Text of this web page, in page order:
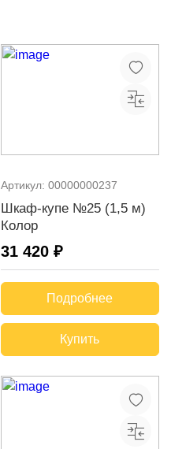
Артикул: 00000000237
Шкаф-купе №25 (1,5 м)
Колор
31 420 ₽
Подробнее
Купить